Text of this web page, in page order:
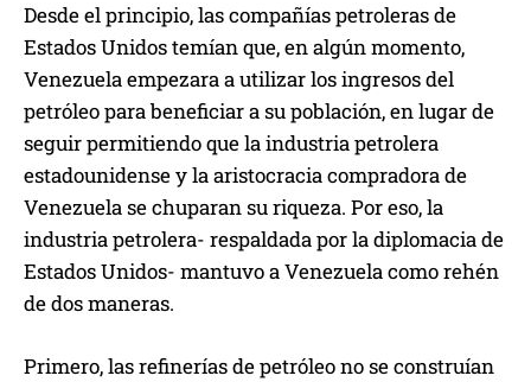
Desde el principio, las compañías petroleras de
Estados Unidos temían que, en algún momento,
Venezuela empezara a utilizar los ingresos del
petróleo para beneficiar a su población, en lugar de
seguir permitiendo que la industria petrolera
estadounidense y la aristocracia compradora de
Venezuela se chuparan su riqueza. Por eso, la
industria petrolera- respaldada por la diplomacia de
Estados Unidos- mantuvo a Venezuela como rehén
de dos maneras.
Primero, las refinerías de petróleo no se construían